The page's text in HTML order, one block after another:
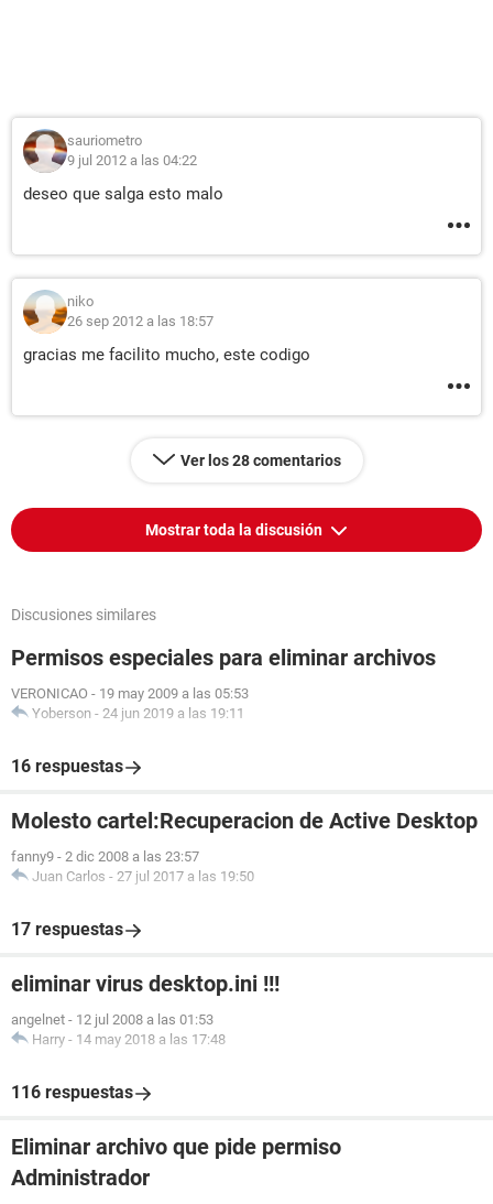
sauriometro
9 jul 2012 a las 04:22
deseo que salga esto malo
niko
26 sep 2012 a las 18:57
gracias me facilito mucho, este codigo
Ver los 28 comentarios
Mostrar toda la discusión
Discusiones similares
Permisos especiales para eliminar archivos
VERONICAO - 19 may 2009 a las 05:53
Yoberson - 24 jun 2019 a las 19:11
16 respuestas
Molesto cartel:Recuperacion de Active Desktop
fanny9 - 2 dic 2008 a las 23:57
Juan Carlos - 27 jul 2017 a las 19:50
17 respuestas
eliminar virus desktop.ini !!!
angelnet - 12 jul 2008 a las 01:53
Harry - 14 may 2018 a las 17:48
116 respuestas
Eliminar archivo que pide permiso
Administrador